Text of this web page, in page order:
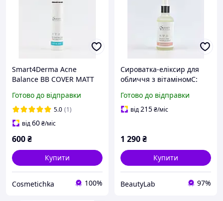
Smart4Derma Acne
Balance BB COVER MATT
SPF 30 Матуючий ВВ крем
SPF 30 50 мл
Готово до відправки
5.0 (1)
від60₴/міс
600₴
Купити
Cosmetichka 100%
Сироватка-еліксир для
обличчя з вітаміномС:
освітлює, вирівнює тон.
Smart4Derma Illumination
Готово до відправки
від215₴/міс
1 290₴
Купити
BeautyLab 97%